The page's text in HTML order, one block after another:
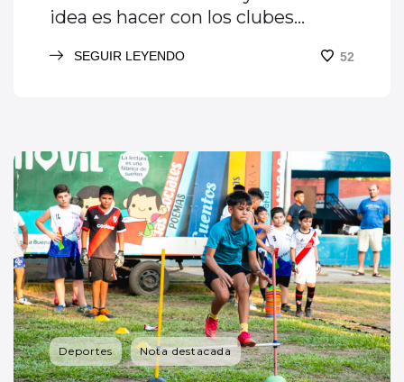
idea es hacer con los clubes
en beneficio de la comunidad”
SEGUIR LEYENDO 52
Deportes Nota destacada